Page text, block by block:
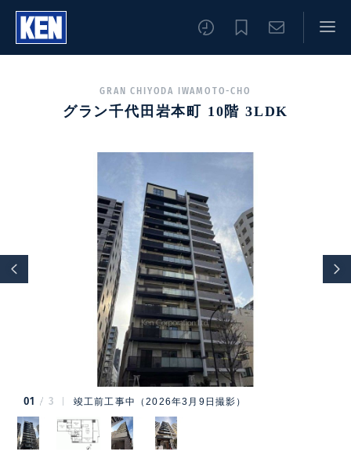
GRAN CHIYODA IWAMOTO-CHO
グラン千代田岩本町 10階 3LDK
01 3 竣工前工事中（2026年3月9日撮影）